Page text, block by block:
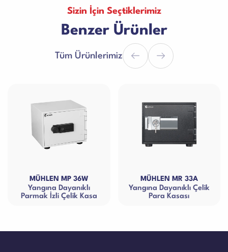
Sizin İçin Seçtiklerimiz
Benzer Ürünler
Tüm Ürünlerimiz
MP 36W
Dayanıklı
İzli Çelik Kasa
MÜHLEN MR 33A
Yangına Dayanıklı Çelik
Para Kasası